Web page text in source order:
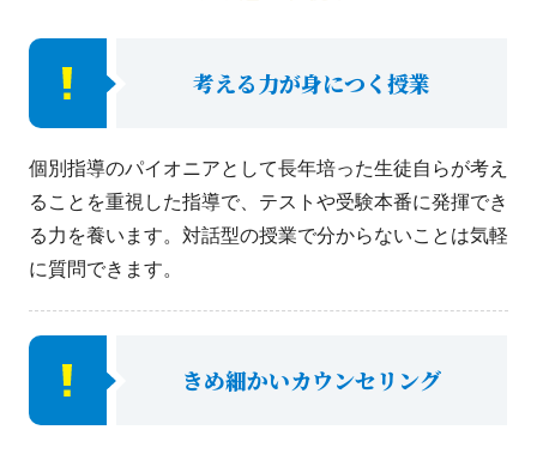
考える力が身につく授業
個別指導のパイオニアとして長年培った生徒自らが考え
ることを重視した指導で、テストや受験本番に発揮でき
る力を養います。対話型の授業で分からないことは気軽
に質問できます。
きめ細かいカウンセリング